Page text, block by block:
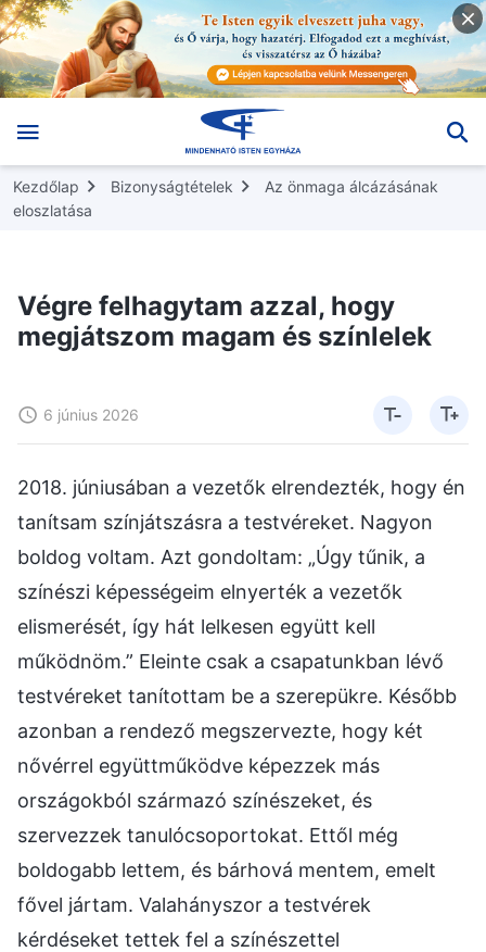
Kezdőlap Bizonyságtételek
Az önmaga álcázásának
eloszlatása
Végre felhagytam azzal, hogy
megjátszom magam és színlelek
6 június 2026
2018. júniusában a vezetők elrendezték, hogy én
tanítsam színjátszásra a testvéreket. Nagyon
boldog voltam. Azt gondoltam: „Úgy tűnik, a
színészi képességeim elnyerték a vezetők
elismerését, így hát lelkesen együtt kell
működnöm.” Eleinte csak a csapatunkban lévő
testvéreket tanítottam be a szerepükre. Később
azonban a rendező megszervezte, hogy két
nővérrel együttműködve képezzek más
országokból származó színészeket, és
szervezzek tanulócsoportokat. Ettől még
boldogabb lettem, és bárhová mentem, emelt
fővel jártam. Valahányszor a testvérek
kérdéseket tettek fel a színészettel